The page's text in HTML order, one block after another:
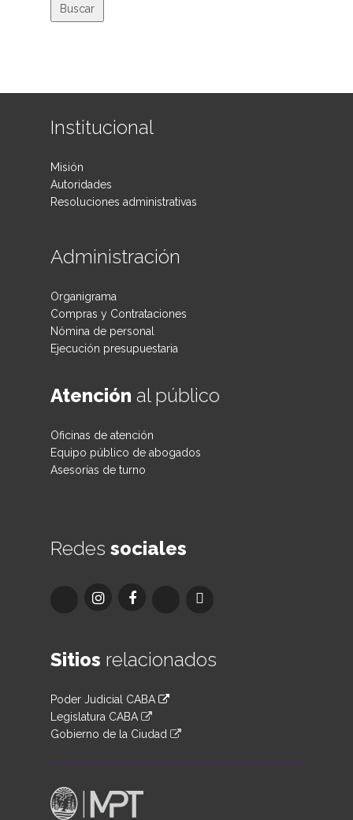
Institucional
Misión
Autoridades
Resoluciones administrativas
Administración
Organigrama
Compras y Contrataciones
Nómina de personal
Ejecución presupuestaria
Atención al público
Oficinas de atención
Equipo público de abogados
Asesorías de turno
Redes sociales
Sitios relacionados
Poder Judicial CABA
Legislatura CABA
Gobierno de la Ciudad